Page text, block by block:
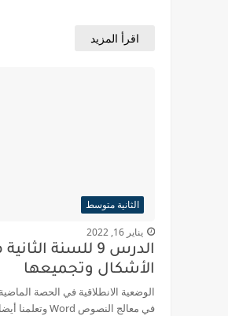
اقرأ المزيد
الثانية متوسط
يناير 16, 2022
الدرس 9 للسنة
الأشكال وتجميعها
الوضعية الانطلاقية في الحصة
في معالج النصوص Word وتعلمنا أيضا كيفية إضافة بعض التعديلات عليها...